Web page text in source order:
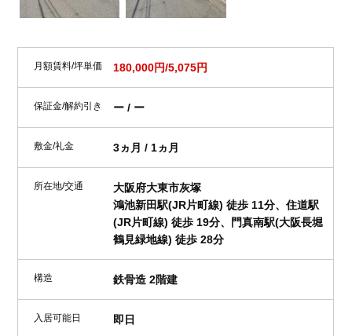
月額賃料/坪単価 180,000円/5,075円
保証金/解約引き ー / ー
敷金/礼金 3ヵ月 / 1ヵ月
所在地/交通
大阪府大東市灰塚
鴻池新田駅(JR片町線) 徒歩 11分、住道駅
(JR片町線) 徒歩 19分、門真南駅(大阪長堀
鶴見緑地線) 徒歩 28分
構造 鉄骨造 2階建
入居可能日 即日